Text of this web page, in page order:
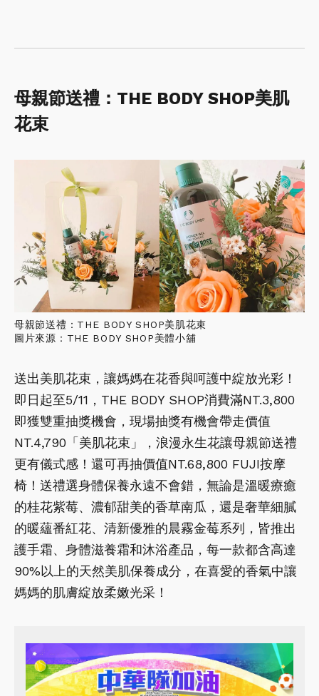
母親節送禮：THE BODY SHOP美肌
花束
母親節送禮：THE BODY SHOP美肌花束
圖片來源：THE BODY SHOP美體小舖
送出美肌花束，讓媽媽在花香與呵護中綻放光彩！
即日起至5/11，THE BODY SHOP消費滿NT.3,800
即獲雙重抽獎機會，現場抽獎有機會帶走價值
NT.4,790「美肌花束」，浪漫永生花讓母親節送禮
更有儀式感！還可再抽價值NT.68,800 FUJI按摩
椅！送禮選身體保養永遠不會錯，無論是溫暖療癒
的桂花紫莓、濃郁甜美的香草南瓜，還是奢華細膩
的暖蘊番紅花、清新優雅的晨霧金莓系列，皆推出
護手霜、身體滋養霜和沐浴產品，每一款都含高達
90%以上的天然美肌保養成分，在喜愛的香氣中讓
媽媽的肌膚綻放柔嫩光采！